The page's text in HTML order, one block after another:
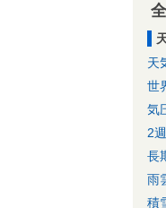
天
世
気
2
長
雨
積